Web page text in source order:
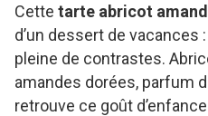
Cette tarte abricot
d’un dessert de vacances
pleine de contrastes.
amandes dorées, parfum
retrouve ce goût